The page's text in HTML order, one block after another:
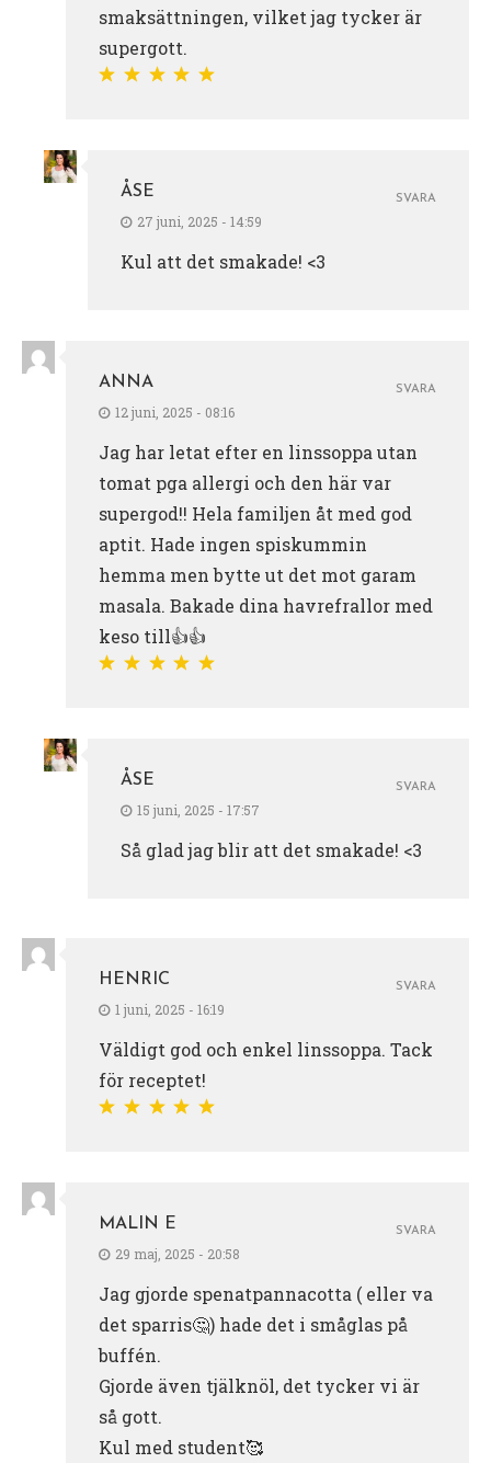
smaksättningen, vilket jag tycker är
supergott.
ÅSE
27 juni, 2025 - 14:59
Kul att det smakade! <3
SVARA
ANNA
12 juni, 2025 - 08:16
Jag har letat efter en linssoppa utan
tomat pga allergi och den här var
supergod!! Hela familjen åt med god
aptit. Hade ingen spiskummin
hemma men bytte ut det mot garam
masala. Bakade dina havrefrallor med
keso till👍👍
SVARA
ÅSE
15 juni, 2025 - 17:57
Så glad jag blir att det smakade! <3
SVARA
HENRIC
1 juni, 2025 - 16:19
Väldigt god och enkel linssoppa. Tack
för receptet!
SVARA
MALIN E
29 maj, 2025 - 20:58
Jag gjorde spenatpannacotta ( eller va
det sparris🤔) hade det i småglas på
buffén.
Gjorde även tjälknöl, det tycker vi är
så gott.
Kul med student🥰
SVARA